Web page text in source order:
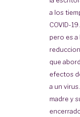
a los
COVID-
pero es a
que
efectos
a un
madre y